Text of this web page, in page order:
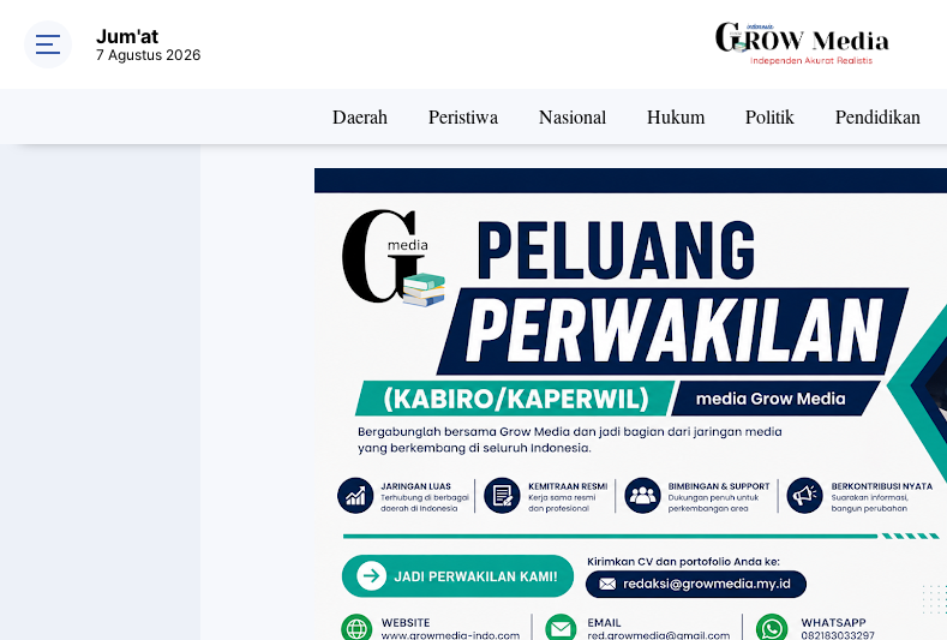
Jum'at
7 Agustus 2026
Daerah Peristiwa Nasional Hukum Politik Pendidikan